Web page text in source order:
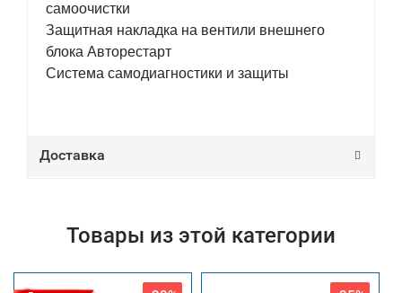
самоочистки
Защитная накладка на вентили внешнего
блока Авторестарт
Система самодиагностики и защиты
Доставка
Товары из этой категории